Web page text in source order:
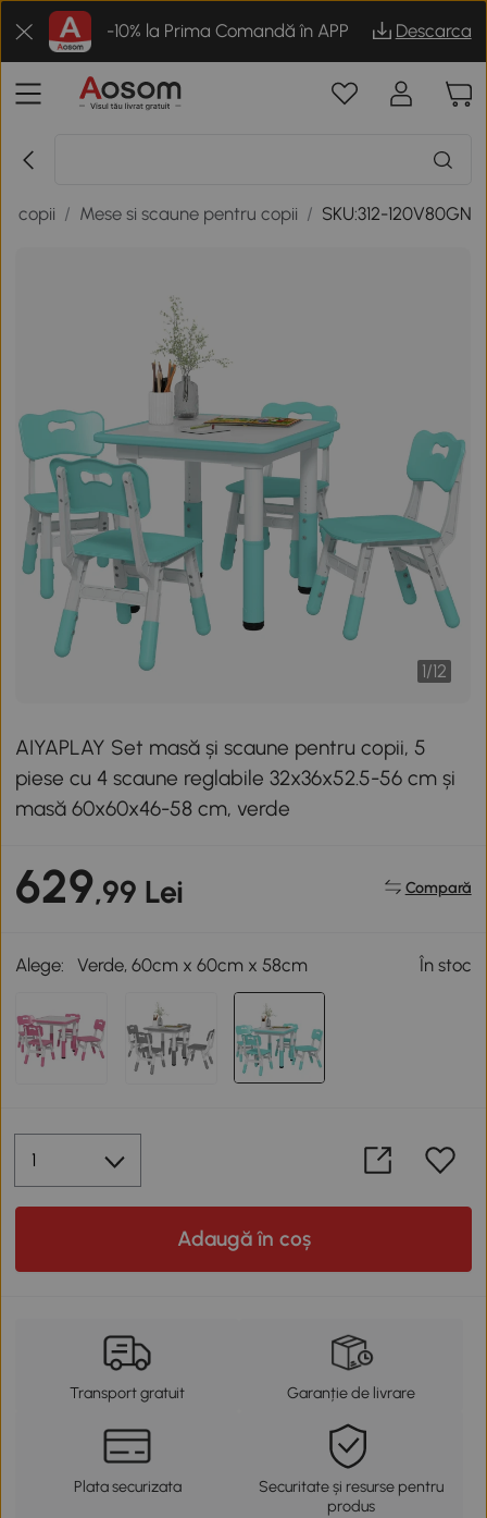
-10% la Prima Comandă în APP Descarca
copii / Mese si scaune pentru copii / SKU:312-120V80GN
1/12
AIYAPLAY Set masă și scaune pentru copii, 5
piese cu 4 scaune reglabile 32x36x52.5-56 cm și
masă 60x60x46-58 cm, verde
629,99 Lei Compară
Alege: Verde, 60cm x 60cm x 58cm În stoc
Adaugă în coș
Transport gratuit Garanție de livrare
Plata securizata
Securitate și resurse pentru
produs